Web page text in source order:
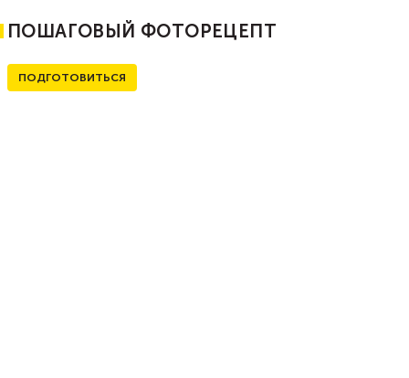
ПОШАГОВЫЙ ФОТОРЕЦЕПТ
ПОДГОТОВИТЬСЯ